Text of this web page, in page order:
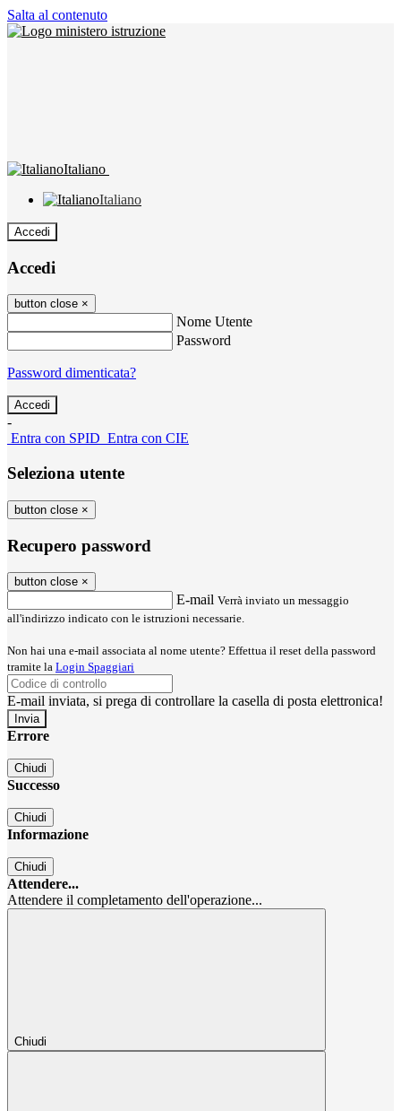
Salta al contenuto
Italiano
Italiano
Accedi
Accedi
button close ×
Nome Utente
Password
Password dimenticata?
-
Entra con SPID Entra con CIE
Seleziona utente
button close ×
Recupero password
button close ×
E-mail Verrà inviato un messaggio
all'indirizzo indicato con le istruzioni necessarie.
Non hai una e-mail associata al nome utente? Effettua il reset della password
tramite la Login Spaggiari
E-mail inviata, si prega di controllare la casella di posta elettronica!
Errore
Chiudi
Successo
Chiudi
Informazione
Chiudi
Attendere...
Attendere il completamento dell'operazione...
Chiudi